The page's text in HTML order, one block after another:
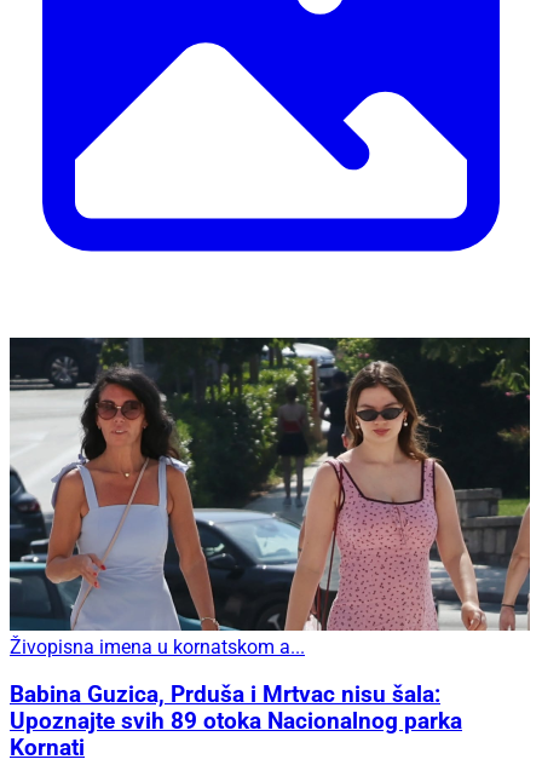
Živopisna imena u kornatskom a...
Babina Guzica, Prduša i Mrtvac nisu šala:
Upoznajte svih 89 otoka Nacionalnog parka
Kornati